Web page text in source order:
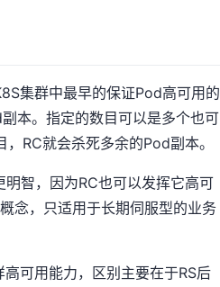
集群中最早的保证Pod高可用的
本。指定的数目可以是多个也可
RC就会杀死多余的Pod副本。
智，因为RC也可以发挥它高可
念，只适用于长期伺服型的业务
可用能力，区别主要在于RS后